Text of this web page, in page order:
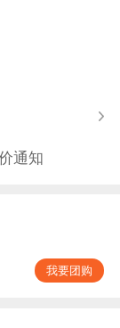
通知
我要团购